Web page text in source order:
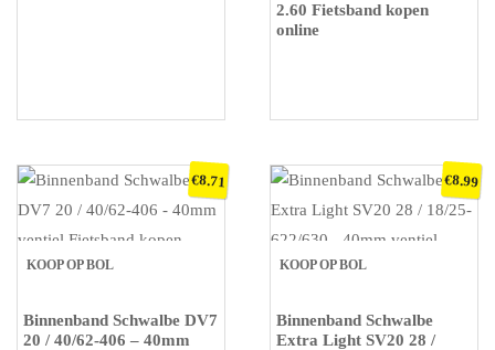
2.60 Fietsband kopen
online
KOOP OP BOL
Binnenband Schwalbe DV7
20 / 40/62-406 – 40mm
€8.71
KOOP OP BOL
Binnenband Schwalbe
Extra Light SV20 28 /
€8.99